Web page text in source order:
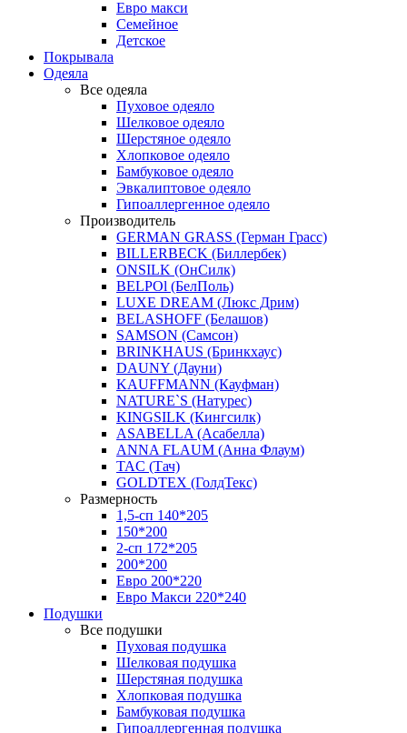
Евро макси
Семейное
Детское
Покрывала
Одеяла
Все одеяла
Пуховое одеяло
Шелковое одеяло
Шерстяное одеяло
Хлопковое одеяло
Бамбуковое одеяло
Эвкалиптовое одеяло
Гипоаллергенное одеяло
Производитель
GERMAN GRASS (Герман Грасс)
BILLERBECK (Биллербек)
ONSILK (ОнСилк)
BELPOl (БелПоль)
LUXE DREAM (Люкс Дрим)
BELASHOFF (Белашов)
SAMSON (Самсон)
BRINKHAUS (Бринкхаус)
DAUNY (Дауни)
KAUFFMANN (Кауфман)
NATURE`S (Натурес)
KINGSILK (Кингсилк)
ASABELLA (Асабелла)
ANNA FLAUM (Анна Флаум)
TAC (Тач)
GOLDTEX (ГолдТекс)
Размерность
1,5-сп 140*205
150*200
2-сп 172*205
200*200
Евро 200*220
Евро Макси 220*240
Подушки
Все подушки
Пуховая подушка
Шелковая подушка
Шерстяная подушка
Хлопковая подушка
Бамбуковая подушка
Гипоаллергенная подушка